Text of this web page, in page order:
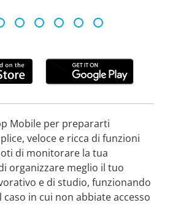
Mobile per prepararti
veloce e ricca di funzioni
di monitorare la tua
organizzare meglio il tuo
e di studio, funzionando
in cui non abbiate accesso